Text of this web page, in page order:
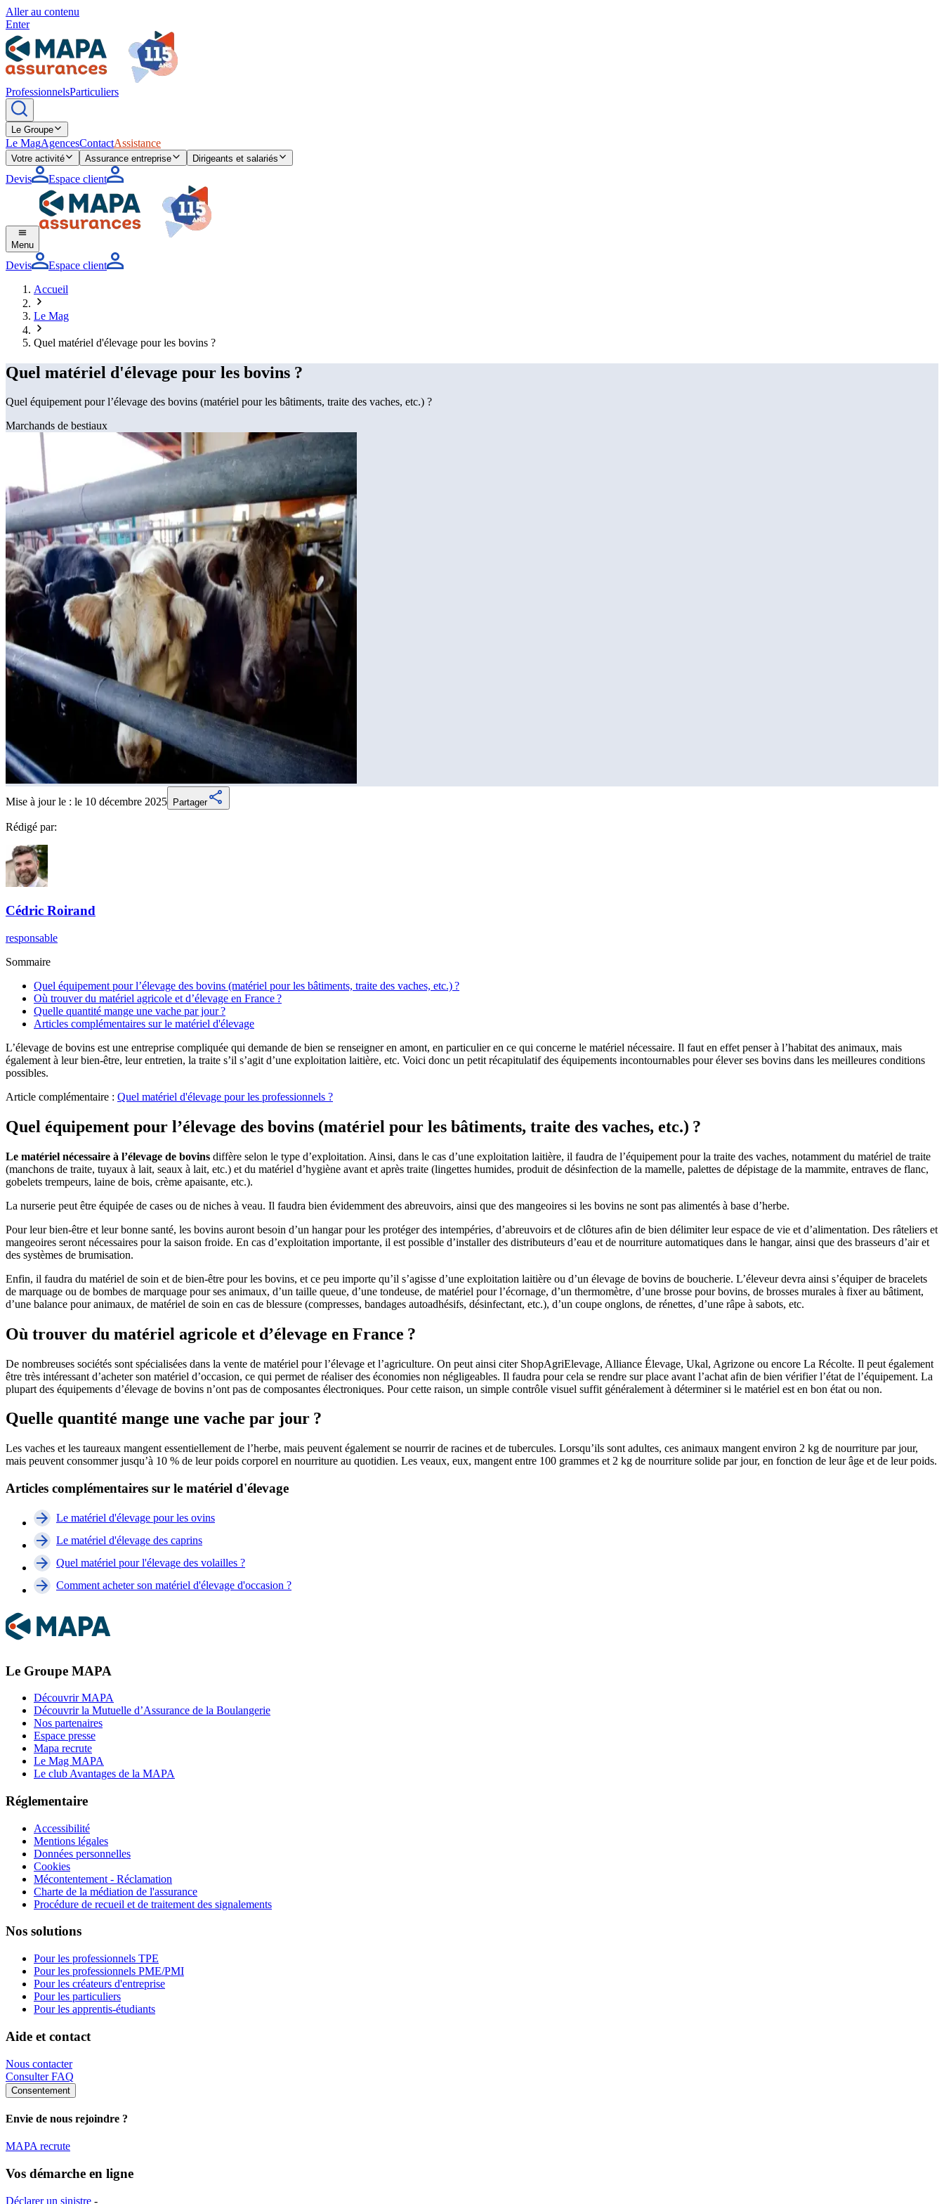
Aller au contenu
Enter
ProfessionnelsParticuliers
Le Groupe
Le MagAgencesContactAssistance
Votre activité Assurance entreprise Dirigeants et salariés
Devis Espace client
Menu
Devis
Espace client
Accueil
Le Mag
Quel matériel d'élevage pour les bovins ?
Quel matériel d'élevage pour les bovins ?
Quel équipement pour l’élevage des bovins (matériel pour les bâtiments, traite des vaches, etc.) ?
Marchands de bestiaux
Mise à jour le : le 10 décembre 2025 Partager
Rédigé par:
Cédric Roirand
responsable
Sommaire
Quel équipement pour l’élevage des bovins (matériel pour les bâtiments, traite des vaches, etc.) ?
Où trouver du matériel agricole et d’élevage en France ?
Quelle quantité mange une vache par jour ?
Articles complémentaires sur le matériel d'élevage
L’élevage de bovins est une entreprise compliquée qui demande de bien se renseigner en amont, en particulier en ce qui concerne le matériel nécessaire. Il faut en effet penser à l’habitat des animaux, mais
également à leur bien-être, leur entretien, la traite s’il s’agit d’une exploitation laitière, etc. Voici donc un petit récapitulatif des équipements incontournables pour élever ses bovins dans les meilleures conditions
possibles.
Article complémentaire : Quel matériel d'élevage pour les professionnels ?
Quel équipement pour l’élevage des bovins (matériel pour les bâtiments, traite des vaches, etc.) ?
Le matériel nécessaire à l’élevage de bovins diffère selon le type d’exploitation. Ainsi, dans le cas d’une exploitation laitière, il faudra de l’équipement pour la traite des vaches, notamment du matériel de traite
(manchons de traite, tuyaux à lait, seaux à lait, etc.) et du matériel d’hygiène avant et après traite (lingettes humides, produit de désinfection de la mamelle, palettes de dépistage de la mammite, entraves de flanc,
gobelets trempeurs, laine de bois, crème apaisante, etc.).
La nurserie peut être équipée de cases ou de niches à veau. Il faudra bien évidemment des abreuvoirs, ainsi que des mangeoires si les bovins ne sont pas alimentés à base d’herbe.
Pour leur bien-être et leur bonne santé, les bovins auront besoin d’un hangar pour les protéger des intempéries, d’abreuvoirs et de clôtures afin de bien délimiter leur espace de vie et d’alimentation. Des râteliers et
mangeoires seront nécessaires pour la saison froide. En cas d’exploitation importante, il est possible d’installer des distributeurs d’eau et de nourriture automatiques dans le hangar, ainsi que des brasseurs d’air et
des systèmes de brumisation.
Enfin, il faudra du matériel de soin et de bien-être pour les bovins, et ce peu importe qu’il s’agisse d’une exploitation laitière ou d’un élevage de bovins de boucherie. L’éleveur devra ainsi s’équiper de bracelets
de marquage ou de bombes de marquage pour ses animaux, d’un taille queue, d’une tondeuse, de matériel pour l’écornage, d’un thermomètre, d’une brosse pour bovins, de brosses murales à fixer au bâtiment,
d’une balance pour animaux, de matériel de soin en cas de blessure (compresses, bandages autoadhésifs, désinfectant, etc.), d’un coupe onglons, de rénettes, d’une râpe à sabots, etc.
Où trouver du matériel agricole et d’élevage en France ?
De nombreuses sociétés sont spécialisées dans la vente de matériel pour l’élevage et l’agriculture. On peut ainsi citer ShopAgriElevage, Alliance Élevage, Ukal, Agrizone ou encore La Récolte. Il peut également
être très intéressant d’acheter son matériel d’occasion, ce qui permet de réaliser des économies non négligeables. Il faudra pour cela se rendre sur place avant l’achat afin de bien vérifier l’état de l’équipement. La
plupart des équipements d’élevage de bovins n’ont pas de composantes électroniques. Pour cette raison, un simple contrôle visuel suffit généralement à déterminer si le matériel est en bon état ou non.
Quelle quantité mange une vache par jour ?
Les vaches et les taureaux mangent essentiellement de l’herbe, mais peuvent également se nourrir de racines et de tubercules. Lorsqu’ils sont adultes, ces animaux mangent environ 2 kg de nourriture par jour,
mais peuvent consommer jusqu’à 10 % de leur poids corporel en nourriture au quotidien. Les veaux, eux, mangent entre 100 grammes et 2 kg de nourriture solide par jour, en fonction de leur âge et de leur poids.
Articles complémentaires sur le matériel d'élevage
Le matériel d'élevage pour les ovins
Le matériel d'élevage des caprins
Quel matériel pour l'élevage des volailles ?
Comment acheter son matériel d'élevage d'occasion ?
Le Groupe MAPA
Découvrir MAPA
Découvrir la Mutuelle d’Assurance de la Boulangerie
Nos partenaires
Espace presse
Mapa recrute
Le Mag MAPA
Le club Avantages de la MAPA
Réglementaire
Accessibilité
Mentions légales
Données personnelles
Cookies
Mécontentement - Réclamation
Charte de la médiation de l'assurance
Procédure de recueil et de traitement des signalements
Nos solutions
Pour les professionnels TPE
Pour les professionnels PME/PMI
Pour les créateurs d'entreprise
Pour les particuliers
Pour les apprentis-étudiants
Aide et contact
Nous contacter
Consulter FAQ
Consentement
Envie de nous rejoindre ?
MAPA recrute
Vos démarche en ligne
Déclarer un sinistre -